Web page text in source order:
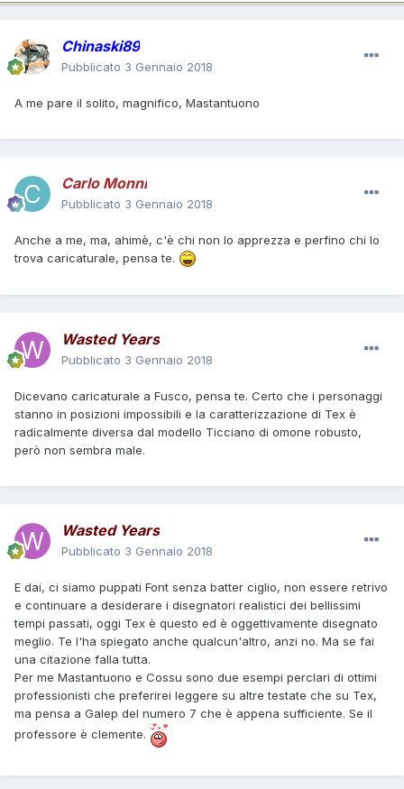
Chinaski89
Pubblicato 3 Gennaio 2018
A me pare il solito, magnifico, Mastantuono
Carlo Monni
Pubblicato 3 Gennaio 2018
Anche a me, ma, ahimè, c'è chi non lo apprezza e perfino chi lo
trova caricaturale, pensa te.
Wasted Years
Pubblicato 3 Gennaio 2018
Dicevano caricaturale a Fusco, pensa te. Certo che i personaggi
stanno in posizioni impossibili e la caratterizzazione di Tex è
radicalmente diversa dal modello Ticciano di omone robusto,
però non sembra male.
Wasted Years
Pubblicato 3 Gennaio 2018
E dai, ci siamo puppati Font senza batter ciglio, non essere retrivo
e continuare a desiderare i disegnatori realistici dei bellissimi
tempi passati, oggi Tex è questo ed è oggettivamente disegnato
meglio. Te l'ha spiegato anche qualcun'altro, anzi no. Ma se fai
una citazione falla tutta.
Per me Mastantuono e Cossu sono due esempi perclari di ottimi
professionisti che preferirei leggere su altre testate che su Tex,
ma pensa a Galep del numero 7 che è appena sufficiente. Se il
professore è clemente.